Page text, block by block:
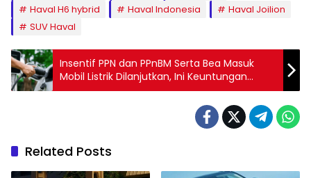
Haval H6 hybrid
Haval Indonesia
Haval Joilion
SUV Haval
Insentif PPN dan PPnBM Serta Bea Masuk
Mobil Listrik Dilanjutkan, Ini Keuntungan
Konsumen
Related Posts